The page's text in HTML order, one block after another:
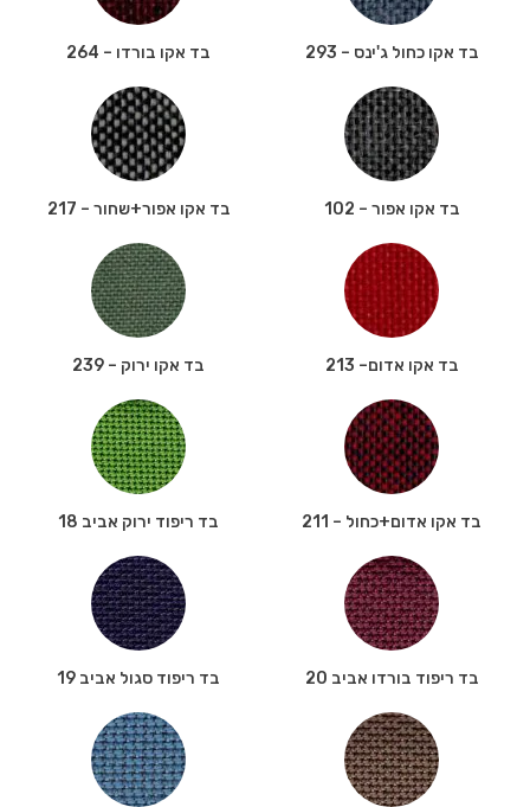
בד אקו כחול ג'ינס – 293 בד אקו בורדו – 264
בד אקו אפור – 102 בד אקו אפור+שחור – 217
בד אקו אדום– 213 בד אקו ירוק – 239
בד אקו אדום+כחול – 211 בד ריפוד ירוק אביב 18
בד ריפוד בורדו אביב 20 בד ריפוד סגול אביב 19